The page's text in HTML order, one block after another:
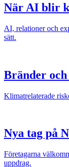
När AI blir
AI, relationer och
sätt.
Bränder
Klimatrelaterade
Nya tag på
Företagarna
uppdrag.